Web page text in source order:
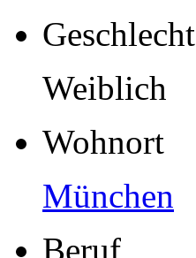
Geschlecht
Weiblich
Wohnort
München
Beruf